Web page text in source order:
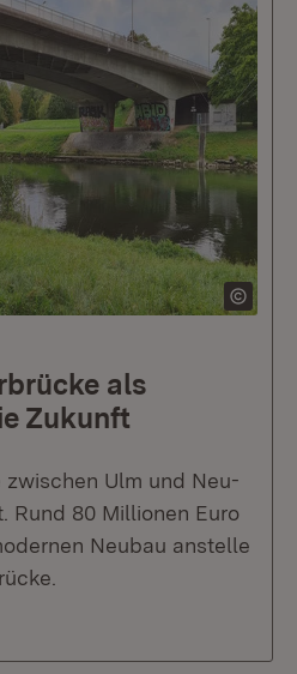
als
Zukunft
Ulm und Neu-
Rund 80 Millionen Euro
Neubau anstelle